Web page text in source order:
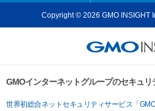
Copyright © 2026 GMO INSIGHT
GMOインターネットグループのセキュリ
世界初総合ネットセキュリティサービス「